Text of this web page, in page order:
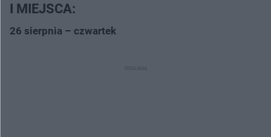
I MIEJSCA:
26 sierpnia – czwartek